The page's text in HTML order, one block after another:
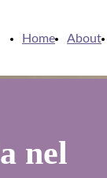
Home About
nel